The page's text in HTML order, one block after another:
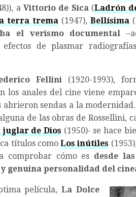
aVittorio de Sica(Ladrón
terra trema(1947),Bellísima
el verismo documental
de plasmar
Fellini (1920-1993),
los anales del cine viene
abrieron sendas a la
de las obras de Rossellini,
juglar de Dios (1950)- se hace
títulos como Los inútiles (1953),
comprobar cómo es desde
genuina personalidad del
película,La Dolce